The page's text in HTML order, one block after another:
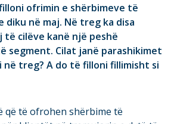
ofrimin e shërbimeve të
diku në maj. Në treg ka disa
cilëve kanë një peshë
segment. Cilat janë parashikimet
në treg? A do të filloni fillimisht si
që të ofrohen shërbime të